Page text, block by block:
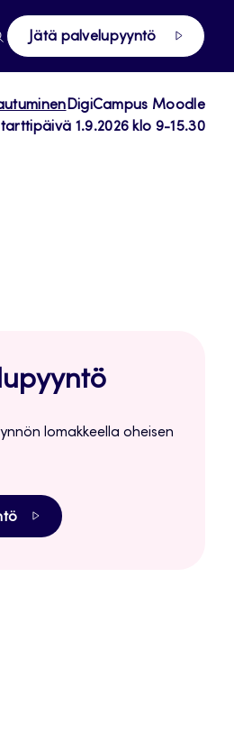
Jätä palvelupyyntö
DigiCampus Moodle
1.9.2026 klo 9-15.30
lomakkeella oheisen